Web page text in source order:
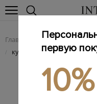
Главная Женщинам /
/ куртка
первую
10%